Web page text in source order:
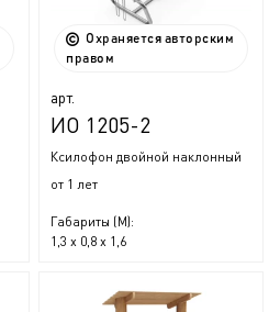
Охраняется авторским
правом
арт.
ИО 1205-2
Ксилофон двойной наклонный
от 1 лет
Габариты (М):
1,3 x 0,8 x 1,6